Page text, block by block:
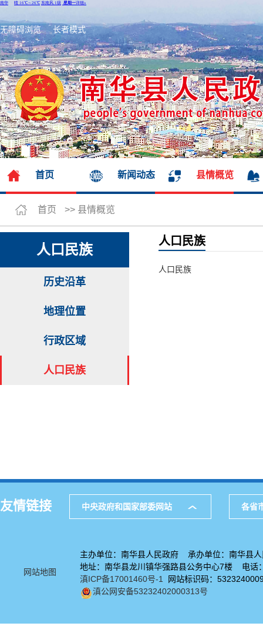
无障碍浏览 长者模式
首页 新闻动态 县情概览
首页 >> 县情概览
人口民族
历史沿革
地理位置
行政区域
人口民族
人口民族
人口民族
友情链接 中央政府和国家部委网站 各省
网站地图
主办单位：南华县人民政府 承办单位：南华县人
地址：南华县龙川镇华强路县公务中心7楼 电
滇ICP备17001460号-1
网站标识码：
滇公网安备53232402000313号